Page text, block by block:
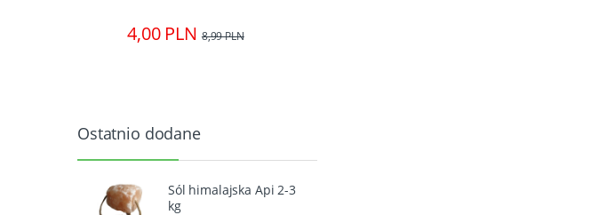
4,00 PLN 8,99 PLN
Ostatnio dodane
Sól himalajska Api 2-3
kg